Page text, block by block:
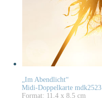
„Im Abendlicht“
Midi-Doppelkarte mdk2523
Format: 11,4 x 8,5 cm